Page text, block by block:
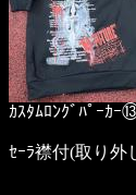
ｶｽﾀﾑﾛﾝｸﾞﾊﾟｰｶｰ
ｾｰﾗ襟付(取り外